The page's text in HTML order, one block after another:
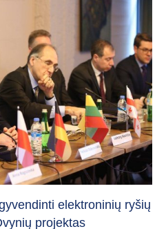
elektroninių ryšių
projektas